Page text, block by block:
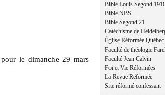
le dimanche 29 mars
Bible Louis Segond
Bible NBS
Bible Segond 21
Catéchisme de
Église Réformée Québec
Faculté de théologie
Faculté Jean Calvin
Foi et Vie Réformées
La Revue Réformée
Site réformé confessant